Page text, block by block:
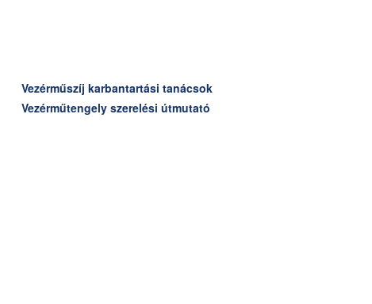
Vezérműszíj karbantartási tanácsok
Vezérműtengely szerelési útmutató